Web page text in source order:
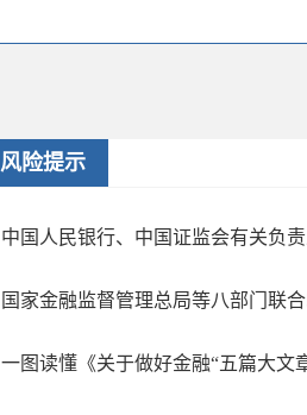
风险提示
中国人民银行、中国证监会有关负
国家金融监督管理总局等八部门联
一图读懂《关于做好金融“五篇大文